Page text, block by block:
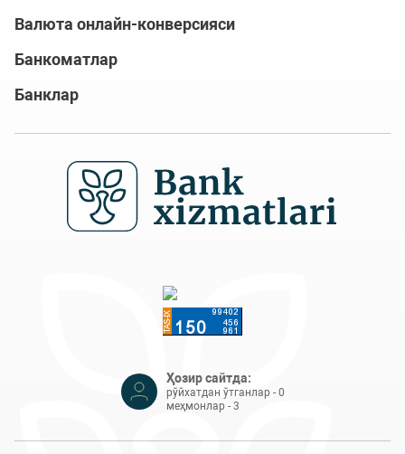
Валюта онлайн-конверсияси
Банкоматлар
Банклар
Ҳозир сайтда:
рўйхатдан ўтганлар - 0
меҳмонлар - 3